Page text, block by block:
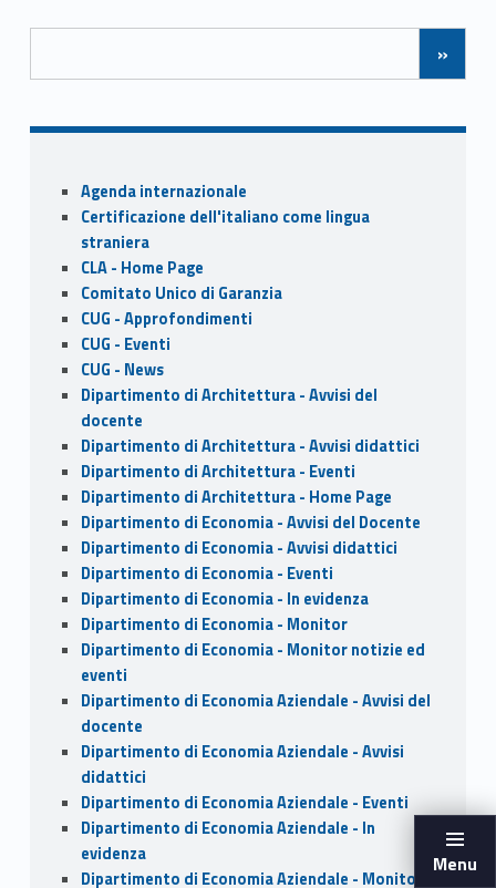
Menu
o
o
k
o
n
Posts Navigation
»
Sidebar
Agenda internazionale
Certificazione dell'italiano come lingua
straniera
CLA - Home Page
Comitato Unico di Garanzia
CUG - Approfondimenti
CUG - Eventi
CUG - News
Dipartimento di Architettura - Avvisi del
docente
Dipartimento di Architettura - Avvisi didattici
Dipartimento di Architettura - Eventi
Dipartimento di Architettura - Home Page
Dipartimento di Economia - Avvisi del Docente
Dipartimento di Economia - Avvisi didattici
Dipartimento di Economia - Eventi
Dipartimento di Economia - In evidenza
Dipartimento di Economia - Monitor
Dipartimento di Economia - Monitor notizie ed
eventi
Dipartimento di Economia Aziendale - Avvisi del
docente
Dipartimento di Economia Aziendale - Avvisi
didattici
Dipartimento di Economia Aziendale - Eventi
Dipartimento di Economia Aziendale - In
evidenza
Dipartimento di Economia Aziendale - Monitor